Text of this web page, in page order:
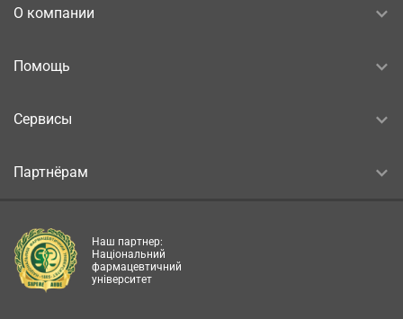
О компании
Помощь
Сервисы
Партнёрам
Наш партнер:
Національний
фармацевтичний
університет